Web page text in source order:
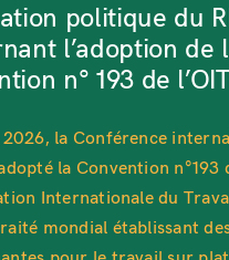
politique du
l’adoption de
n° 193 de
2026, la Conférence
la Convention n°193
Internationale du
mondial établissant